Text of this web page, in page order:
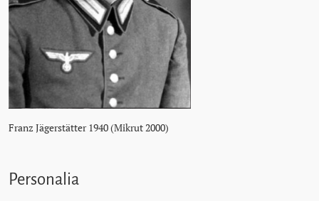
Franz Jägerstätter 1940 (Mikrut 2000)
Personalia